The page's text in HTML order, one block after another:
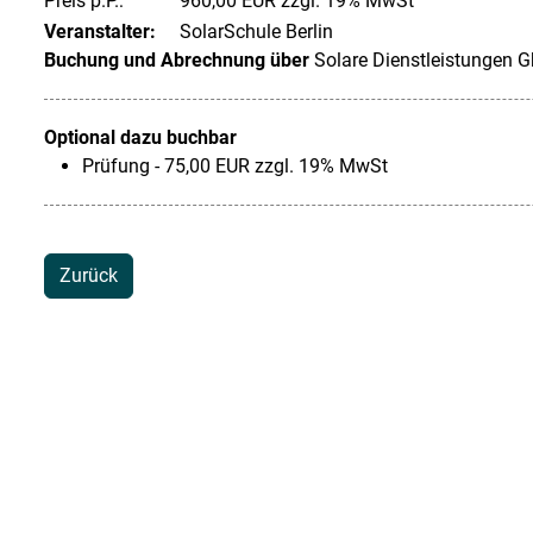
Veranstalter:
SolarSchule Berlin
Buchung und Abrechnung über Solare Dienstleistungen
Optional dazu buchbar
Prüfung - 75,00 EUR zzgl. 19% MwSt
Zurück